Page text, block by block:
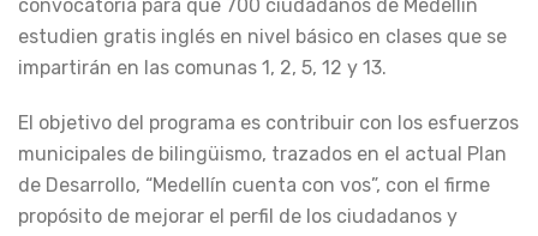
convocatoria para que 700 ciudadanos de Medellín
estudien gratis inglés en nivel básico en clases que se
impartirán en las comunas 1, 2, 5, 12 y 13.
El objetivo del programa es contribuir con los esfuerzos
municipales de bilingüismo, trazados en el actual Plan
de Desarrollo, “Medellín cuenta con vos”, con el firme
propósito de mejorar el perfil de los ciudadanos y